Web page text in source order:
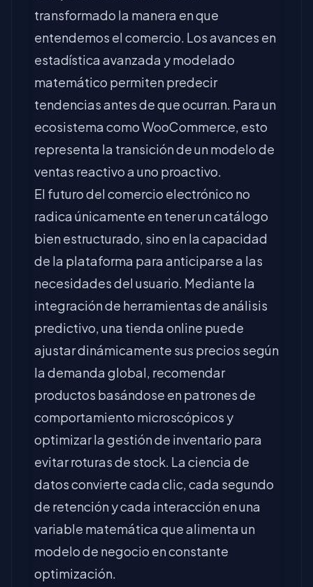
transformado la manera en que
entendemos el comercio. Los avances en
estadística avanzada y modelado
matemático permiten predecir
tendencias antes de que ocurran. Para un
ecosistema como WooCommerce, esto
representa la transición de un modelo de
ventas reactivo a uno proactivo.
El futuro del comercio electrónico no
radica únicamente en tener un catálogo
bien estructurado, sino en la capacidad
de la plataforma para anticiparse a las
necesidades del usuario. Mediante la
integración de herramientas de análisis
predictivo, una tienda online puede
ajustar dinámicamente sus precios según
la demanda global, recomendar
productos basándose en patrones de
comportamiento microscópicos y
optimizar la gestión de inventario para
evitar roturas de stock. La ciencia de
datos convierte cada clic, cada segundo
de retención y cada interacción en una
variable matemática que alimenta un
modelo de negocio en constante
optimización.